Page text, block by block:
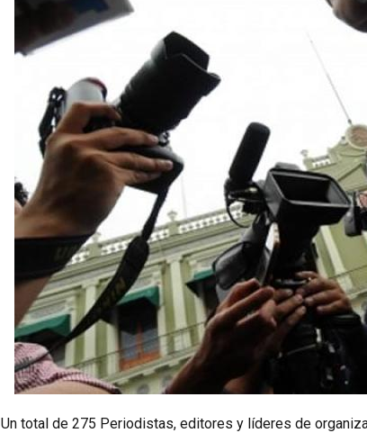
Un total de 275 Periodistas, editores y líderes de